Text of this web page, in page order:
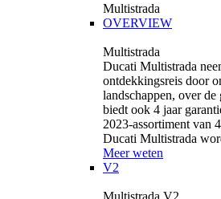
Multistrada
OVERVIEW
Multistrada
Ducati Multistrada
ontdekkingsreis door
landschappen, over
biedt ook 4 jaar
2023-assortiment van
Ducati Multistrada
Meer weten
V2
Multistrada V2